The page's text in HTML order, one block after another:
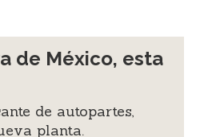
de México, esta
de autopartes,
planta.